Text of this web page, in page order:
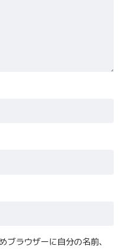
ブラウザーに自分の名前、